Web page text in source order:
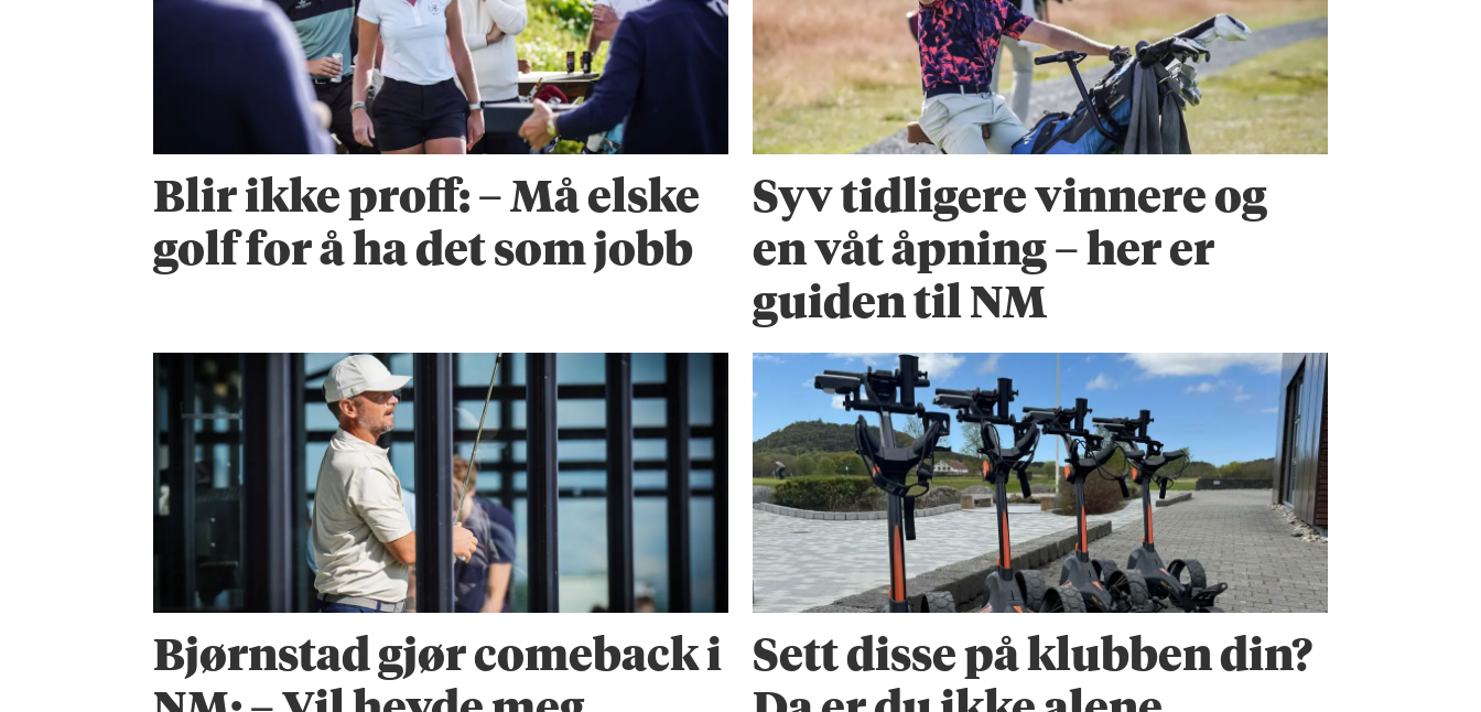
Blir ikke proff: – Må elske
golf for å ha det som jobb
Syv tidligere vinnere og
en våt åpning – her er
guiden til NM
Bjørnstad gjør comeback i
Sett disse på klubben din?